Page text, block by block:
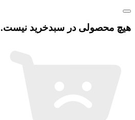
هیچ محصولی در سبدخرید نیست.